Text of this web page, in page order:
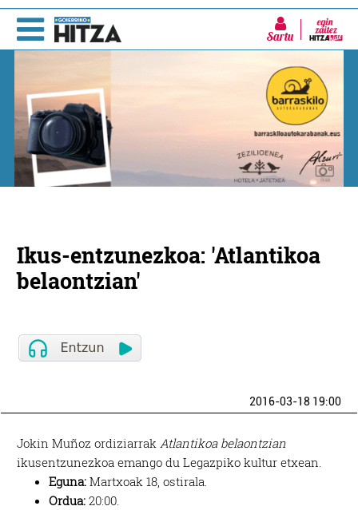
Sartu
Ikus-entzunezkoa: 'Atlantikoa
belaontzian'
2016-03-18 19:00
Jokin Muñoz ordiziarrakAtlantikoa belaontzian
ikusentzunezkoa emango du Legazpiko kultur etxean.
Eguna: Martxoak 18, ostirala.
Ordua: 20:00.